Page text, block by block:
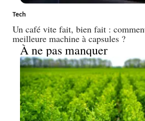
Tech
Un café vite fait, bien fait :
meilleure machine à capsules ?
À ne pas manquer